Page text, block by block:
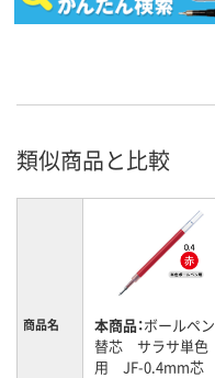
類似商品と比較
商品名 本商品：ボールペン
替芯 サラサ単色
用 JF-0.4mm芯